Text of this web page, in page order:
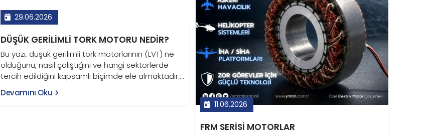
29.06.2026
DÜŞÜK GERILIMLI TORK MOTORU NEDIR?
Bu yazı, düşük gerilimli tork motorlarının (LVT) ne
olduğunu, nasıl çalıştığını ve hangi sektörlerde
tercih edildiğini kapsamlı biçimde ele almaktadır.
Fırçasız sürekli mıknatıslı senkron motor
mimarisine sahip LVT motorlar; 12V–48V arasında
Devamını Oku
11.06.2026
FRM SERİSİ MOTORLAR